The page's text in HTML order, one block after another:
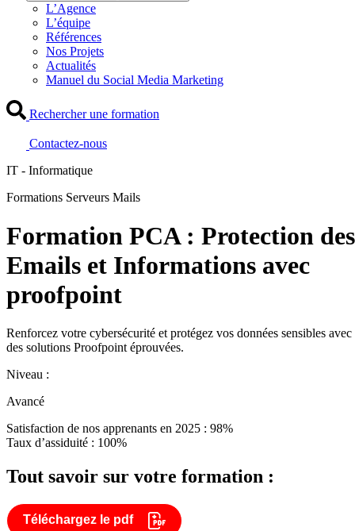
L’Agence
L’équipe
Références
Nos Projets
Actualités
Manuel du Social Media Marketing
Rechercher une formation
Contactez-nous
IT - Informatique
Formations Serveurs Mails
Formation PCA : Protection des
Emails et Informations avec
proofpoint
Renforcez votre cybersécurité et protégez vos données sensibles avec
des solutions Proofpoint éprouvées.
Niveau :
Avancé
Satisfaction de nos apprenants en 2025 : 98%
Taux d’assiduité : 100%
Tout savoir sur votre formation :
Téléchargez le pdf